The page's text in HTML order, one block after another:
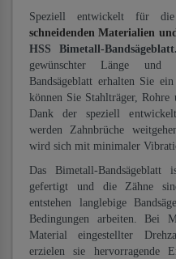
Speziell entwickelt für
schneidenden Materialien
HSS Bimetall-
gewünschter Länge und
Bandsägeblatt erhalten Sie
können Sie Stahlträger,
Dank der speziell
werden Zahnbrüche
wird sich mit minimaler
Das Bimetall-Bandsägeblatt
gefertigt und die Zähne
entstehen langlebige
Bedingungen arbeiten. Bei
Material eingestellter
erzielen sie hervorragende